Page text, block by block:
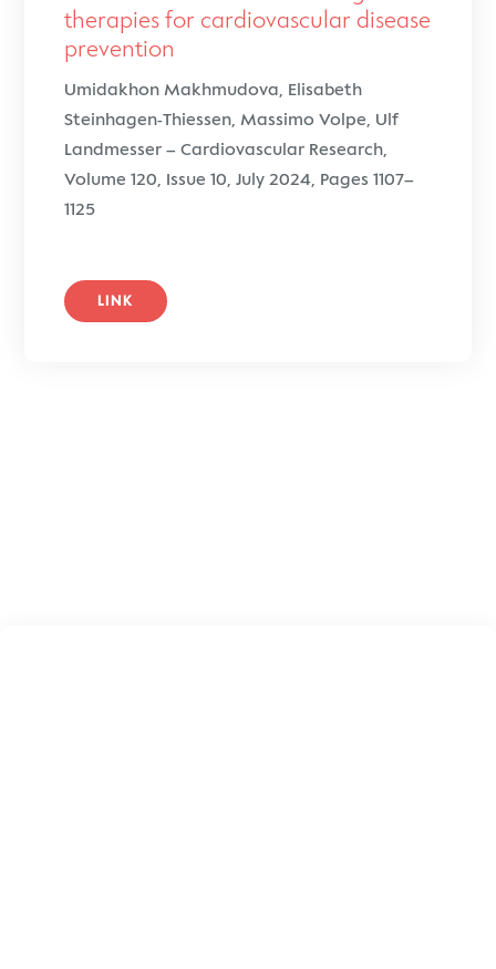
therapies for cardiovascular disease
prevention
Umidakhon Makhmudova, Elisabeth
Steinhagen-Thiessen, Massimo Volpe, Ulf
Landmesser – Cardiovascular Research,
Volume 120, Issue 10, July 2024, Pages 1107–
1125
LINK